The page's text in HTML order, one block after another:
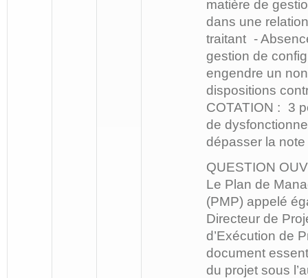
matière de
dans une
traitant -
gestion de
engendre un
dispositions
COTATION : 3
de
dépasser la
QUESTION
Le Plan de
(PMP) appelé
Directeur de
d’Exécution de
document
du projet sous